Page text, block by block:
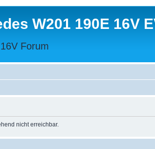
W201 190E 16V
Forum
nicht erreichbar.